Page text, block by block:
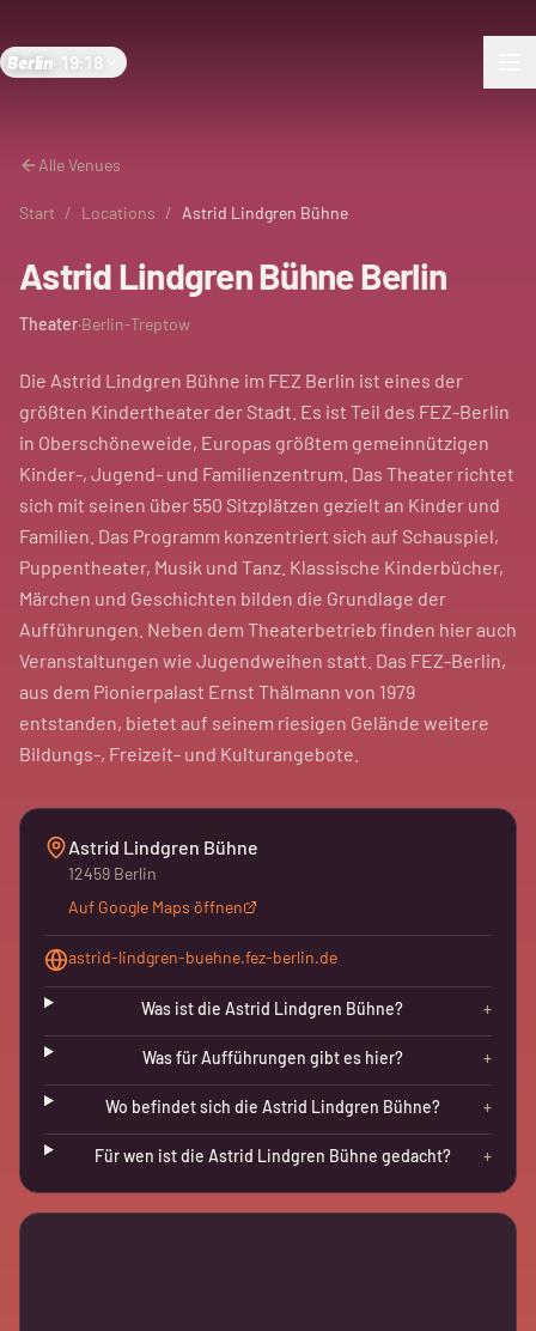
Berlin 19:18
Alle Venues
Start / Locations / Astrid Lindgren Bühne
Astrid Lindgren Bühne Berlin
Theater·Berlin-Treptow
Die Astrid Lindgren Bühne im FEZ Berlin ist eines der
größten Kindertheater der Stadt. Es ist Teil des FEZ-Berlin
in Oberschöneweide, Europas größtem gemeinnützigen
Kinder-, Jugend- und Familienzentrum. Das Theater richtet
sich mit seinen über 550 Sitzplätzen gezielt an Kinder und
Familien. Das Programm konzentriert sich auf Schauspiel,
Puppentheater, Musik und Tanz. Klassische Kinderbücher,
Märchen und Geschichten bilden die Grundlage der
Aufführungen. Neben dem Theaterbetrieb finden hier auch
Veranstaltungen wie Jugendweihen statt. Das FEZ-Berlin,
aus dem Pionierpalast Ernst Thälmann von 1979
entstanden, bietet auf seinem riesigen Gelände weitere
Bildungs-, Freizeit- und Kulturangebote.
Astrid Lindgren Bühne
12459 Berlin
Auf Google Maps öffnen
astrid-lindgren-buehne.fez-berlin.de
Was ist die Astrid Lindgren Bühne? +
Was für Aufführungen gibt es hier? +
Wo befindet sich die Astrid Lindgren Bühne? +
Für wen ist die Astrid Lindgren Bühne gedacht? +